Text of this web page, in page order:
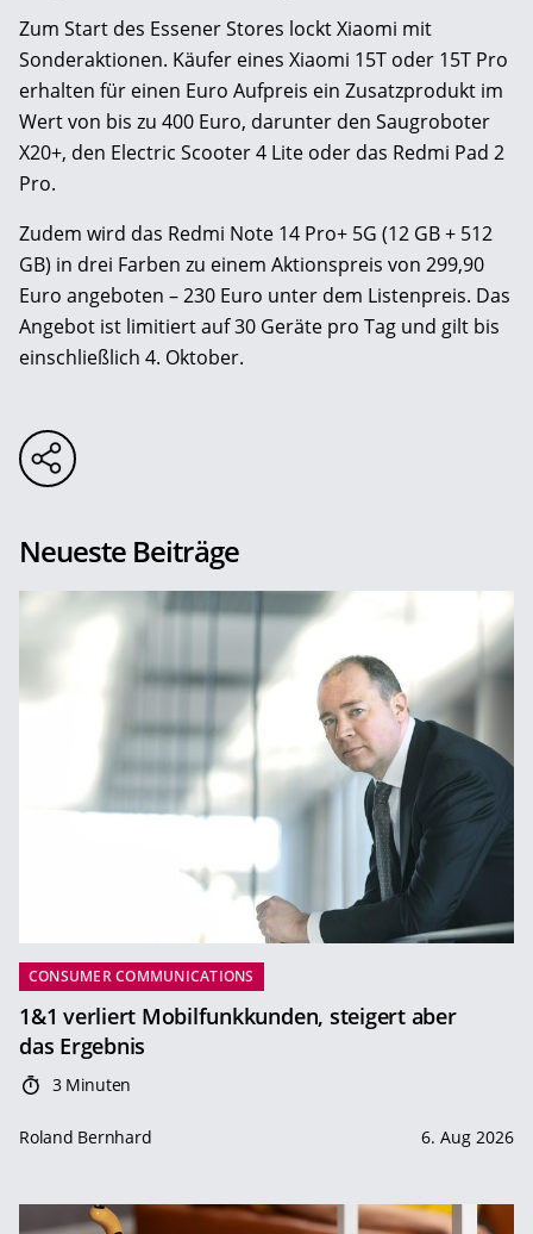
Zum Start des Essener Stores lockt Xiaomi mit
Sonderaktionen. Käufer eines Xiaomi 15T oder 15T Pro
erhalten für einen Euro Aufpreis ein Zusatzprodukt im
Wert von bis zu 400 Euro, darunter den Saugroboter
X20+, den Electric Scooter 4 Lite oder das Redmi Pad 2
Pro.
Zudem wird das Redmi Note 14 Pro+ 5G (12 GB + 512
GB) in drei Farben zu einem Aktionspreis von 299,90
Euro angeboten – 230 Euro unter dem Listenpreis. Das
Angebot ist limitiert auf 30 Geräte pro Tag und gilt bis
einschließlich 4. Oktober.
Neueste Beiträge
CONSUMER COMMUNICATIONS
1&1 verliert Mobilfunkkunden, steigert aber
das Ergebnis
3 Minuten
Roland Bernhard 6. Aug 2026